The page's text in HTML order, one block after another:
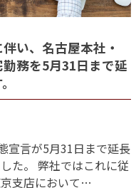
い、名古屋本社・
務を5月31日まで延
宣言が5月31日まで延長
た。 弊社ではこれに従
支店において…